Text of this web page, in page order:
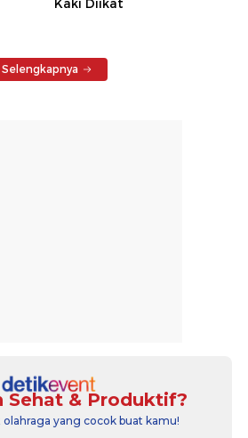
Kaki Diikat
Selengkapnya
Sehat & Produktif?
yang cocok buat kamu!